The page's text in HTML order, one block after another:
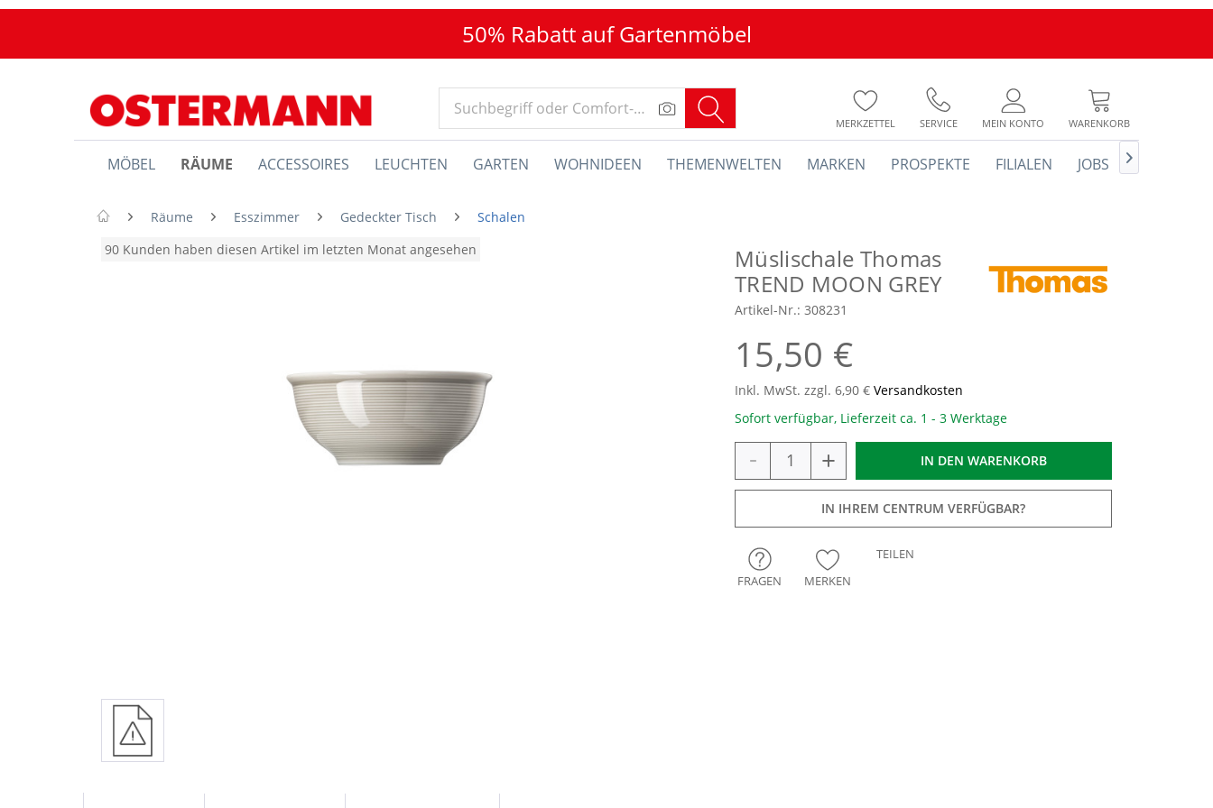
50% Rabatt auf Gartenmöbel
MERKZETTEL SERVICE MEIN KONTO WARENKORB
MÖBEL RÄUME ACCESSOIRES LEUCHTEN GARTEN WOHNIDEEN THEMENWELTEN MARKEN PROSPEKTE FILIALEN JOBS 
Räume Esszimmer Gedeckter Tisch
Schalen
90 Kunden haben diesen Artikel im letzten Monat angesehen
Müslischale Thomas
TREND MOON GREY
Artikel-Nr.: 308231
15,50 €
Inkl. MwSt. zzgl. 6,90 € Versandkosten
Sofort verfügbar, Lieferzeit ca. 1 - 3 Werktage
- + IN DEN WARENKORB
IN IHREM CENTRUM VERFÜGBAR?
FRAGEN MERKEN
TEILEN